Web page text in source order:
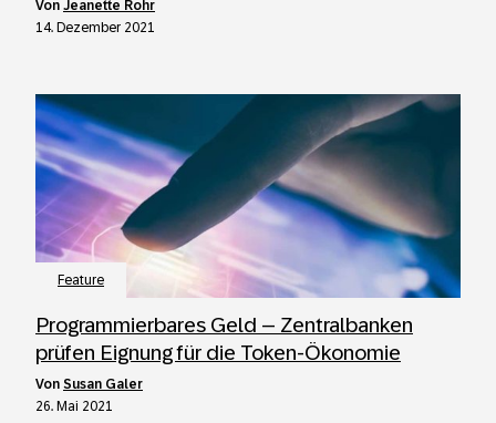
von Jeanette Rohr
14. Dezember 2021
Feature
Programmierbares Geld – Zentralbanken
prüfen Eignung für die Token-Ökonomie
von Susan Galer
26. Mai 2021